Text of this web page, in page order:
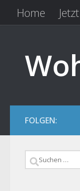
Zum Inhalt
Home
FOLGEN:
Suchen